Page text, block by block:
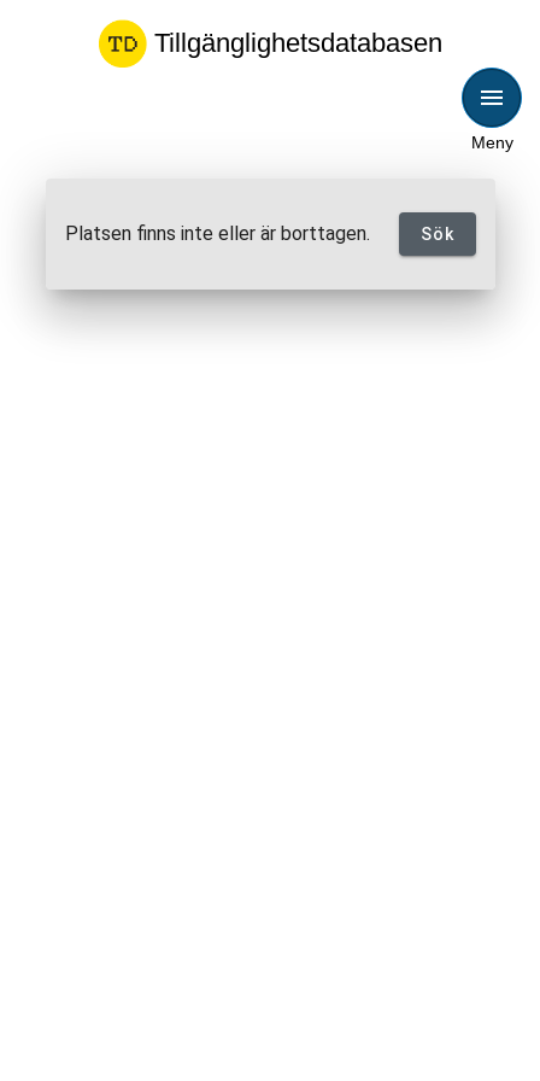
Tillgänglighetsdatabasen
Meny
Platsen finns inte eller är borttagen. Sök